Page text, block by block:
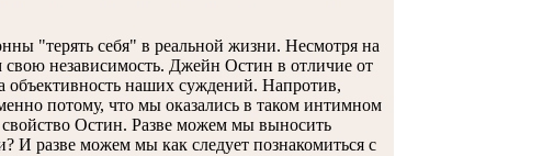
"терять себя" в реальной жизни. Несмотря на
независимость. Джейн Остин в отличие от
объективность наших суждений. Напротив,
потому, что мы оказались в таком интимном
Остин. Разве можем мы выносить
И разве можем мы как следует познакомиться с